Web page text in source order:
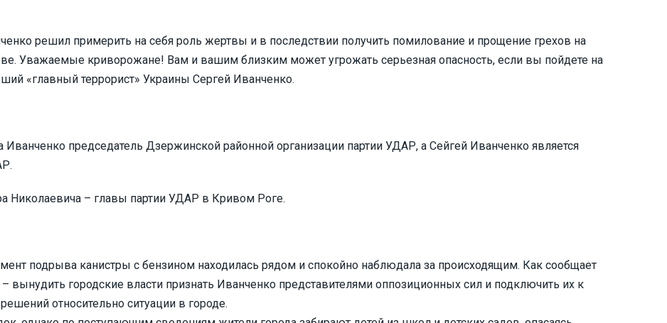
решил примерить на себя роль жертвы и в последствии получить помилование и прощение грехов на
Уважаемые криворожане! Вам и вашим близким может угрожать серьезная опасность, если вы пойдете на
«главный террорист» Украины Сергей Иванченко.
председатель Дзержинской районной организации партии УДАР, а Сейгей Иванченко является
Николаевича – главы партии УДАР в Кривом Роге.
подрыва канистры с бензином находилась рядом и спокойно наблюдала за происходящим. Как сообщает
вынудить городские власти признать Иванченко представителями оппозиционных сил и подключить их к
относительно ситуации в городе.